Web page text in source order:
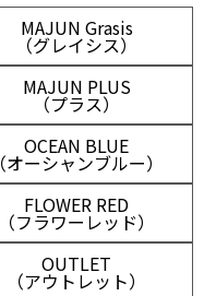
MAJUN Grasis
（グレイシス）
MAJUN PLUS
（プラス）
OCEAN BLUE
（オーシャンブルー）
FLOWER RED
（フラワーレッド）
OUTLET
（アウトレット）